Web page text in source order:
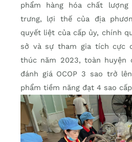
phẩm hàng hóa chất
trưng, lợi thế của địa
quyết liệt của cấp ủy, chính
sở và sự tham gia tích cực
thúc năm 2023, toàn huyện
đánh giá OCOP 3 sao trở
phẩm tiềm năng đạt 4 sao